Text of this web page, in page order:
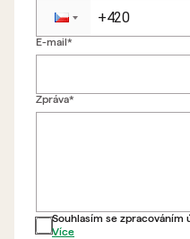
Zpět
E-mail*
Zpráva*
Souhlasím se zpracováním
Více